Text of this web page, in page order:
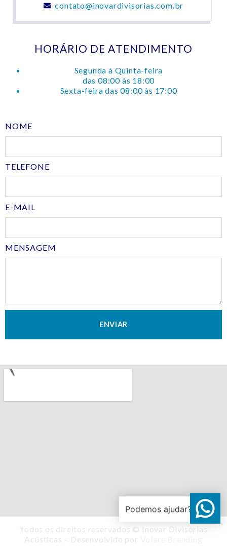
contato@inovardivisorias.com.br
HORÁRIO DE ATENDIMENTO
Segunda à Quinta-feira
das 08:00 às 18:00
Sexta-feira das 08:00 às 17:00
NOME
TELEFONE
E-MAIL
MENSAGEM
ENVIAR
Todos os direitos reservados © Inovar Divisórias
Acústicas – Desenvolvido por